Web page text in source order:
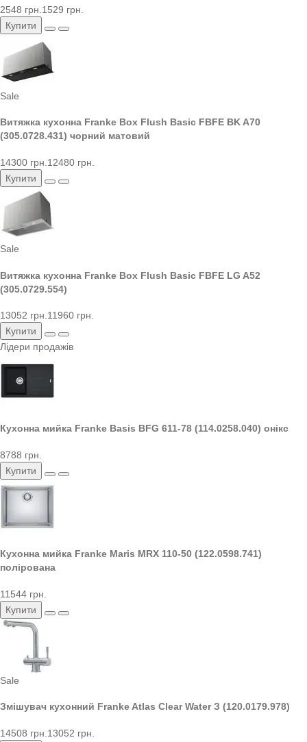
2548 грн. 1529 грн.
Купити
Sale
Витяжка кухонна Franke Box Flush Basic FBFE BK A70
(305.0728.431) чорний матовий
14300 грн. 12480 грн.
Купити
Sale
Витяжка кухонна Franke Box Flush Basic FBFE LG A52
(305.0729.554)
13052 грн.11960 грн.
Купити
Лідери продажів
Кухонна мийка Franke Basis BFG 611-78 (114.0258.040) онікс
8788 грн.
Купити
Кухонна мийка Franke Maris MRX 110-50 (122.0598.741)
полірована
11544 грн.
Купити
Sale
Змішувач кухонний Franke Atlas Clear Water З (120.0179.978)
14508 грн. 13052 грн.